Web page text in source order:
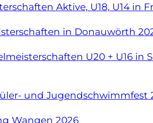
Aktive, U18, U14 in
in Donauwörth
U20 + U16 in
und Jugendschwimmfest
Wangen 2026